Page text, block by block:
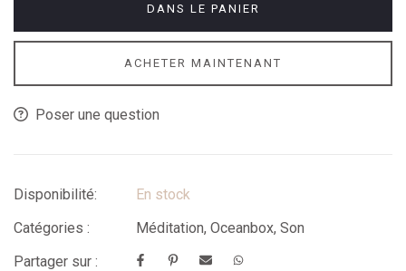
DANS LE PANIER
ACHETER MAINTENANT
Poser une question
Disponibilité:
En stock
Catégories :
Méditation, Oceanbox, Son
Partager sur :